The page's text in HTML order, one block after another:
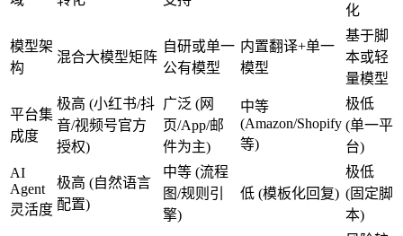
化
模型架
构
混合大模型矩阵
自研或单一
公有模型
内置翻译+单一
模型
基于脚
本或轻
量模型
平台集
成度
极高 (小红书/抖
音/视频号官方
授权)
广泛 (网
页/App/邮
件为主)
中等
(Amazon/Shopify
等)
极低
(单一平
台)
AI
Agent
灵活度
极高 (自然语言
配置)
中等 (流程
图/规则引
擎)
低 (模板化回复)
极低
(固定脚
本)